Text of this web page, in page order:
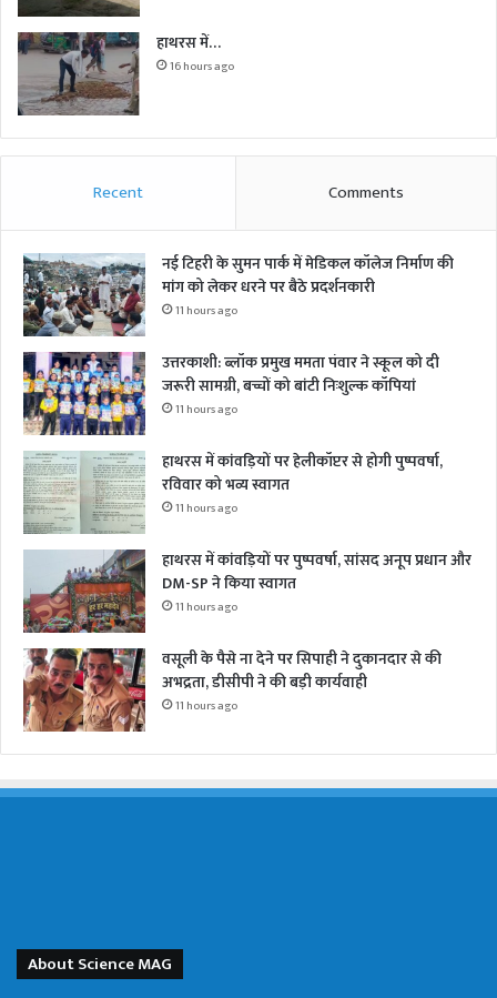
हाथरस में…
16 hours ago
Recent Comments
नई टिहरी के सुमन पार्क में मेडिकल कॉलेज निर्माण की
मांग को लेकर धरने पर बैठे प्रदर्शनकारी
11 hours ago
उत्तरकाशी: ब्लॉक प्रमुख ममता पंवार ने स्कूल को दी
जरूरी सामग्री, बच्चों को बांटी निःशुल्क कॉपियां
11 hours ago
हाथरस में कांवड़ियों पर हेलीकॉप्टर से होगी पुष्पवर्षा,
रविवार को भव्य स्वागत
11 hours ago
हाथरस में कांवड़ियों पर पुष्पवर्षा, सांसद अनूप प्रधान और
DM-SP ने किया स्वागत
11 hours ago
वसूली के पैसे ना देने पर सिपाही ने दुकानदार से की
अभद्रता, डीसीपी ने की बड़ी कार्यवाही
11 hours ago
About Science MAG